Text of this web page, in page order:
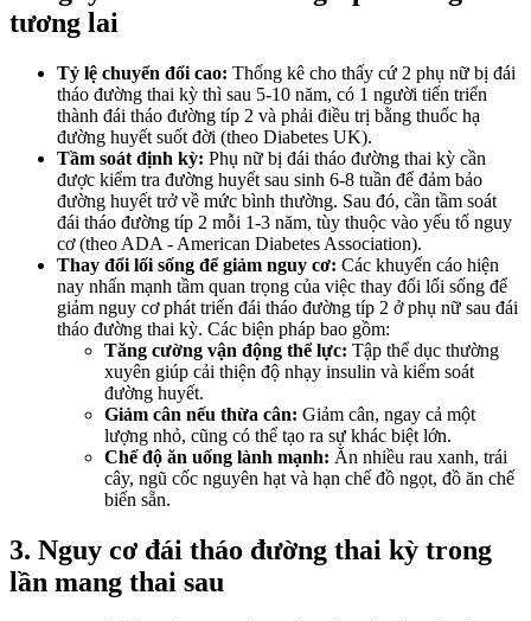
tương lai
Tỷ lệ chuyển đổi cao: Thống kê cho thấy cứ 2 phụ nữ bị đái
tháo đường thai kỳ thì sau 5-10 năm, có 1 người tiến triển
thành đái tháo đường típ 2 và phải điều trị bằng thuốc hạ
đường huyết suốt đời (theo Diabetes UK).
Tầm soát định kỳ: Phụ nữ bị đái tháo đường thai kỳ cần
được kiểm tra đường huyết sau sinh 6-8 tuần để đảm bảo
đường huyết trở về mức bình thường. Sau đó, cần tầm soát
đái tháo đường típ 2 mỗi 1-3 năm, tùy thuộc vào yếu tố nguy
cơ (theo ADA - American Diabetes Association).
Thay đổi lối sống để giảm nguy cơ: Các khuyến cáo hiện
nay nhấn mạnh tầm quan trọng của việc thay đổi lối sống để
giảm nguy cơ phát triển đái tháo đường típ 2 ở phụ nữ sau đái
tháo đường thai kỳ. Các biện pháp bao gồm:
Tăng cường vận động thể lực: Tập thể dục thường
xuyên giúp cải thiện độ nhạy insulin và kiểm soát
đường huyết.
Giảm cân nếu thừa cân: Giảm cân, ngay cả một
lượng nhỏ, cũng có thể tạo ra sự khác biệt lớn.
Chế độ ăn uống lành mạnh: Ăn nhiều rau xanh, trái
cây, ngũ cốc nguyên hạt và hạn chế đồ ngọt, đồ ăn chế
biến sẵn.
3. Nguy cơ đái tháo đường thai kỳ trong
lần mang thai sau